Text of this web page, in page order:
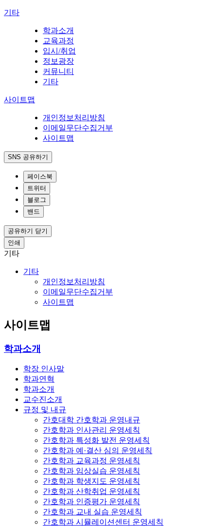
기타
학과소개
교육과정
입시/취업
정보광장
커뮤니티
기타
사이트맵
개인정보처리방침
이메일무단수집거부
사이트맵
SNS 공유하기
페이스북
트위터
블로그
밴드
공유하기 닫기
인쇄
기타
기타
개인정보처리방침
이메일무단수집거부
사이트맵
사이트맵
학과소개
학장 인사말
학과연혁
학과소개
교수진소개
규정 및 내규
간호대학 간호학과 운영내규
간호학과 인사관리 운영세칙
간호학과 특성화 발전 운영세칙
간호학과 예·결산 심의 운영세칙
간호학과 교육과정 운영세칙
간호학과 임상실습 운영세칙
간호학과 학생지도 운영세칙
간호학과 산학취업 운영세칙
간호학과 인증평가 운영세칙
간호학과 교내 실습 운영세칙
간호학과 시뮬레이션센터 운영세칙